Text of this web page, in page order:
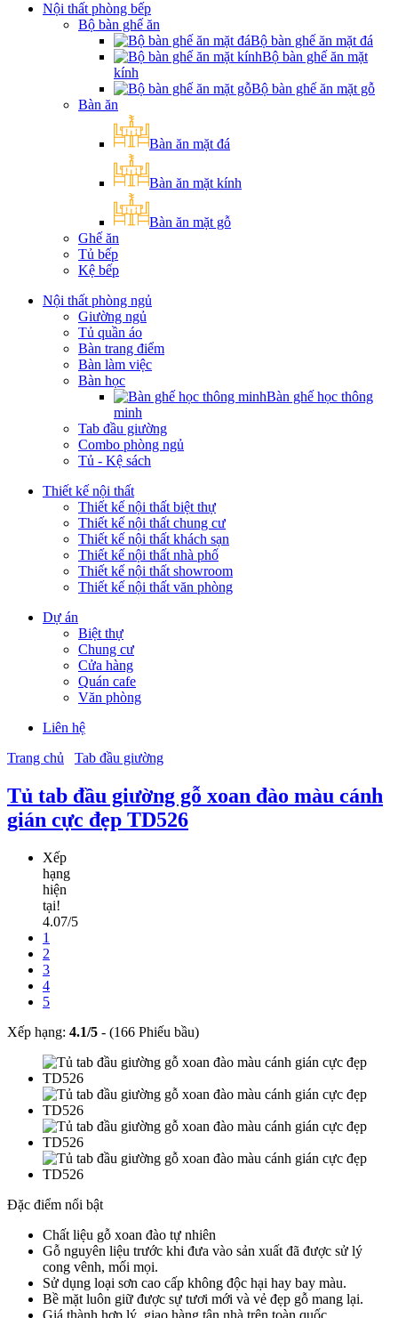
Nội thất phòng bếp
Bộ bàn ghế ăn
Bộ bàn ghế ăn mặt đá
Bộ bàn ghế ăn mặt
kính
Bộ bàn ghế ăn mặt gỗ
Bàn ăn
Bàn ăn mặt đá
Bàn ăn mặt kính
Bàn ăn mặt gỗ
Ghế ăn
Tủ bếp
Kệ bếp
Nội thất phòng ngủ
Giường ngủ
Tủ quần áo
Bàn trang điểm
Bàn làm việc
Bàn học
Bàn ghế học thông
minh
Tab đầu giường
Combo phòng ngủ
Tủ - Kệ sách
Thiết kế nội thất
Thiết kế nội thất biệt thự
Thiết kế nội thất chung cư
Thiết kế nội thất khách sạn
Thiết kế nội thất nhà phố
Thiết kế nội thất showroom
Thiết kế nội thất văn phòng
Dự án
Biệt thự
Chung cư
Cửa hàng
Quán cafe
Văn phòng
Liên hệ
Trang chủ
Tab đầu giường
Tủ tab đầu giường gỗ xoan đào màu cánh
gián cực đẹp TD526
Xếp
hạng
hiện
tại!
4.07/5
1
2
3
4
5
Xếp hạng: 4.1/5 - (166 Phiếu bầu)
Đặc điểm nổi bật
Chất liệu gỗ xoan đào tự nhiên
Gỗ nguyên liệu trước khi đưa vào sản xuất đã được sử lý
cong vênh, mối mọi.
Sử dụng loại sơn cao cấp không độc hại hay bay màu.
Bề mặt luôn giữ được sự tươi mới và vẻ đẹp gỗ mang lại.